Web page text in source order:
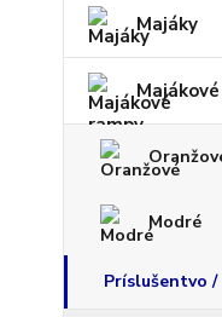
Majáky
Modré
Príslušentvo